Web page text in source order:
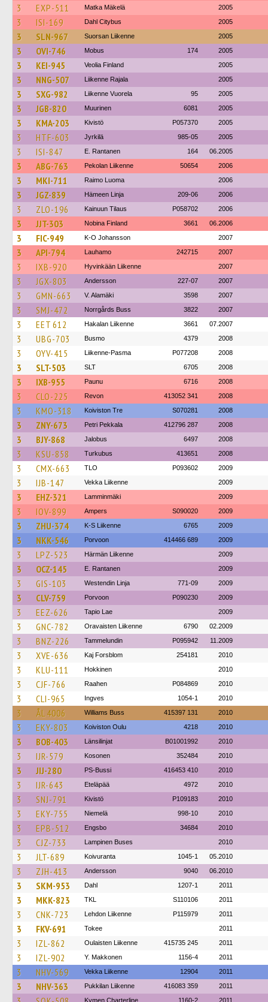
3 EXP-511 Matka Mäkelä 2005
3 ISI-169 Dahl Citybus 2005
3 SLN-967 Suorsan Liikenne 2005
3 OVI-746 Mobus 174 2005
3 KEI-945 Veolia Finland 2005
3 NNG-507 Liikenne Rajala 2005
3 SXG-982 Liikenne Vuorela 95 2005
3 JGB-820 Muurinen 6081 2005
3 KMA-203 Kivistö P057370 2005
3 HTF-603 Jyrkilä 985-05 2005
3 ISI-847 E. Rantanen 164 06.2005
3 ABG-763 Pekolan Liikenne 50654 2006
3 MKI-711 Raimo Luoma 2006
3 JGZ-839 Hämeen Linja 209-06 2006
3 ZLO-196 Kainuun Tilaus P058702 2006
3 JJT-303 Nobina Finland 3661 06.2006
3 FIC-949 K-O Johansson 2007
3 API-794 Lauhamo 242715 2007
3 IXB-920 Hyvinkään Liikenne 2007
3 JGX-803 Andersson 227-07 2007
3 GMN-663 V. Alamäki 3598 2007
3 SMJ-472 Norrgårds Buss 3822 2007
3 EET 612 Hakalan Liikenne 3661 07.2007
3 UBG-703 Busmo 4379 2008
3 OYV-415 Liikenne-Pasma P077208 2008
3 SLT-503 SLT 6705 2008
3 IXB-955 Paunu 6716 2008
3 CLO-225 Revon 413052 341 2008
3 KMO-318 Koiviston Tre S070281 2008
3 ZNY-673 Petri Pekkala 412796 287 2008
3 BJY-868 Jalobus 6497 2008
3 KSU-858 Turkubus 413651 2008
3 CMX-663 TLO P093602 2009
3 IJB-147 Vekka Liikenne 2009
3 EHZ-321 Lamminmäki 2009
3 IOV-899 Ampers S090020 2009
3 ZHU-374 K-S Liikenne 6765 2009
3 NKK-546 Porvoon 414466 689 2009
3 LPZ-523 Härmän Liikenne 2009
3 OCZ-145 E. Rantanen 2009
3 GIS-103 Westendin Linja 771-09 2009
3 CLV-759 Porvoon P090230 2009
3 EEZ-626 Tapio Lae 2009
3 GNC-782 Oravaisten Liikenne 6790 02.2009
3 BNZ-226 Tammelundin P095942 11.2009
3 XVE-636 Kaj Forsblom 254181 2010
3 KLU-111 Hokkinen 2010
3 CJF-766 Raahen P084869 2010
3 CLI-965 Ingves 1054-1 2010
3 ÅL 4006 Williams Buss 415397 131 2010
3 EKY-803 Koiviston Oulu 4218 2010
3 BOB-403 Länsilinjat B01001992 2010
3 IJR-579 Kosonen 352484 2010
3 JIJ-280 PS-Bussi 416453 410 2010
3 IJR-643 Eteläpää 4972 2010
3 SNJ-791 Kivistö P109183 2010
3 EKY-755 Niemelä 998-10 2010
3 EPB-512 Engsbo 34684 2010
3 CJZ-733 Lampinen Buses 2010
3 JLT-689 Koivuranta 1045-1 05.2010
3 ZJH-413 Andersson 9040 06.2010
3 SKM-953 Dahl 1207-1 2011
3 MKK-823 TKL S110106 2011
3 CNK-723 Lehdon Liikenne P115979 2011
3 FKV-691 Tokee 2011
3 IZL-862 Oulaisten Liikenne 415735 245 2011
3 IZL-902 Y. Makkonen 1156-4 2011
3 NHV-569 Vekka Liikenne 12904 2011
3 NHV-363 Pukkilan Liikenne 416083 359 2011
Kymen Charterline 1160-2 2011